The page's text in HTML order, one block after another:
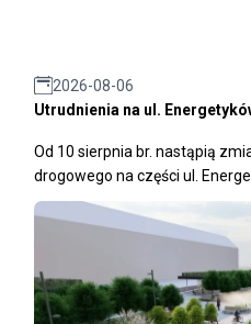
2026-08-06
Utrudnienia na ul.
Od 10 sierpnia br. nastąpią
drogowego na części ul.